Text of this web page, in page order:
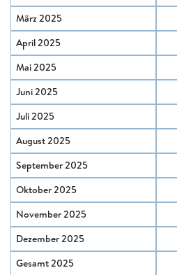
März 2025
April 2025
Mai 2025
Juni 2025
Juli 2025
August 2025
September 2025
Oktober 2025
November 2025
Dezember 2025
Gesamt 2025